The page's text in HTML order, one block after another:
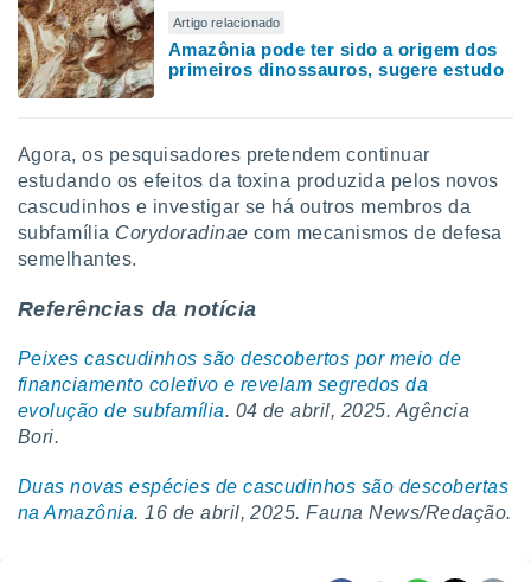
Artigo relacionado
Amazônia pode ter sido a origem dos
primeiros dinossauros, sugere estudo
Agora, os pesquisadores pretendem continuar
estudando os efeitos da toxina produzida pelos novos
cascudinhos e investigar se há outros membros da
subfamília Corydoradinaecom mecanismos de defesa
semelhantes.
Referências da notícia
Peixes cascudinhos são descobertos por meio de
financiamento coletivo e revelam segredos da
evolução de subfamília. 04 de abril, 2025. Agência
Bori.
Duas novas espécies de cascudinhos são descobertas
na Amazônia. 16 de abril, 2025. Fauna News/Redação.